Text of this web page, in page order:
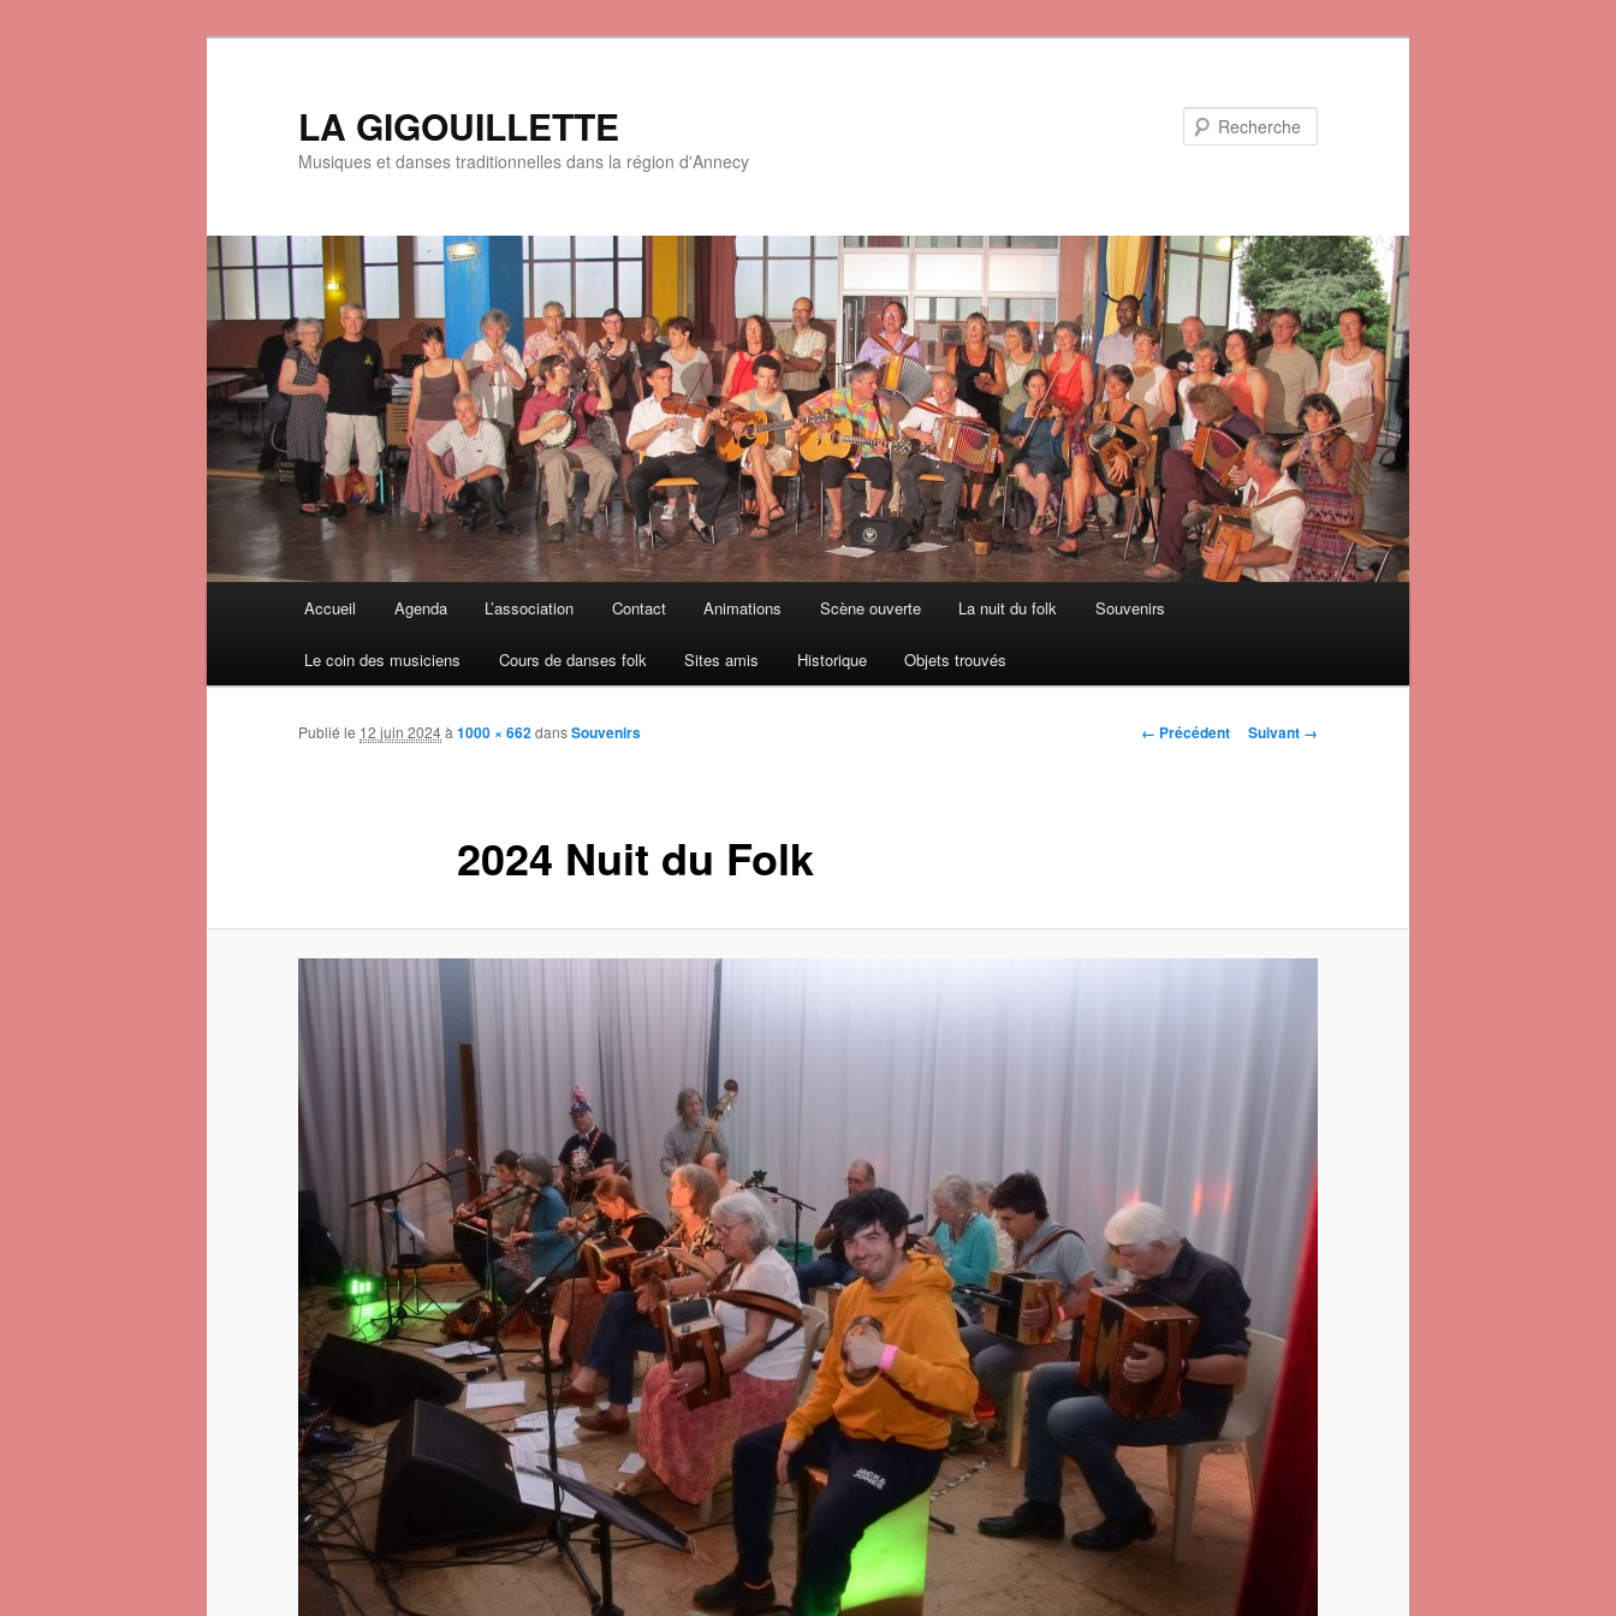
LA GIGOUILLETTE
Musiques et danses traditionnelles dans la région d'Annecy
Aller au contenu principal
Aller au contenu secondaire
Accueil Agenda L’association Contact Animations Scène ouverte La nuit du folk Souvenirs
Le coin des musiciens Cours de danses folk Sites amis Historique Objets trouvés
Navigation des
← Précédent Suivant →
2024 Nuit du Folk
Publié le 12 juin 2024à1000 × 662dansSouvenirs